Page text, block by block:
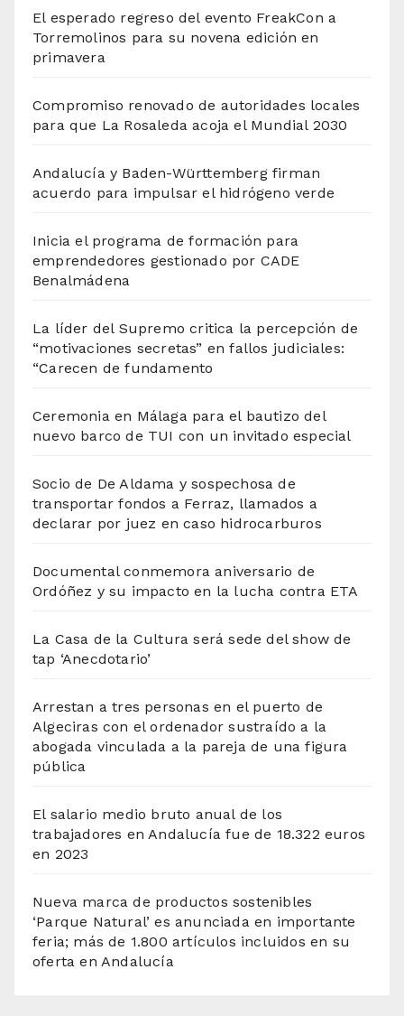
El esperado regreso del evento FreakCon a
Torremolinos para su novena edición en
primavera
Compromiso renovado de autoridades locales
para que La Rosaleda acoja el Mundial 2030
Andalucía y Baden-Württemberg firman
acuerdo para impulsar el hidrógeno verde
Inicia el programa de formación para
emprendedores gestionado por CADE
Benalmádena
La líder del Supremo critica la percepción de
“motivaciones secretas” en fallos judiciales:
“Carecen de fundamento
Ceremonia en Málaga para el bautizo del
nuevo barco de TUI con un invitado especial
Socio de De Aldama y sospechosa de
transportar fondos a Ferraz, llamados a
declarar por juez en caso hidrocarburos
Documental conmemora aniversario de
Ordóñez y su impacto en la lucha contra ETA
La Casa de la Cultura será sede del show de
tap ‘Anecdotario’
Arrestan a tres personas en el puerto de
Algeciras con el ordenador sustraído a la
abogada vinculada a la pareja de una figura
pública
El salario medio bruto anual de los
trabajadores en Andalucía fue de 18.322 euros
en 2023
Nueva marca de productos sostenibles
‘Parque Natural’ es anunciada en importante
feria; más de 1.800 artículos incluidos en su
oferta en Andalucía